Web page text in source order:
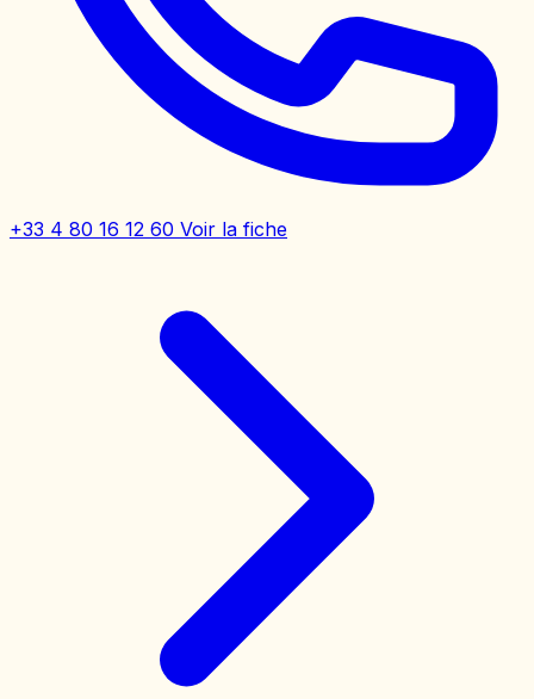
+33 4 80 16 12 60 Voir la fiche